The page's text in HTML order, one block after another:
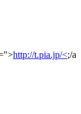
http://t.pia.jp/<;/a>